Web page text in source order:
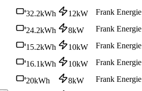
32.2kWh 12kW Frank Energie
24.2kWh 8kW Frank Energie
15.2kWh 10kW Frank Energie
16.1kWh 10kW Frank Energie
20kWh 8kW Frank Energie